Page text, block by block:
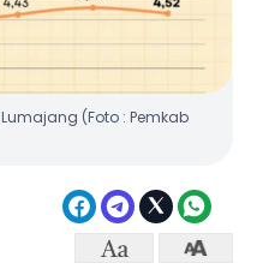
(Foto : Pemkab